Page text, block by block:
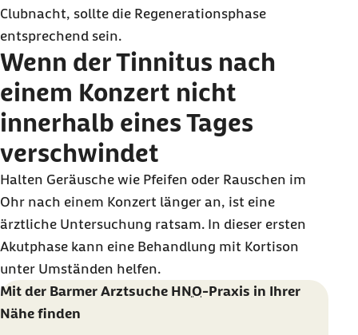
Clubnacht, sollte die Regenerationsphase
entsprechend sein.
Wenn der Tinnitus nach
einem Konzert nicht
innerhalb eines Tages
verschwindet
Halten Geräusche wie Pfeifen oder Rauschen im
Ohr nach einem Konzert länger an, ist eine
ärztliche Untersuchung ratsam. In dieser ersten
Akutphase kann eine Behandlung mit Kortison
unter Umständen helfen.
Mit der Barmer Arztsuche HNO-Praxis in Ihrer
Nähe finden